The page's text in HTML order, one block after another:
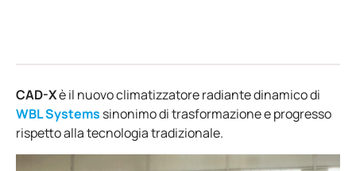
CAD-Xè il nuovo climatizzatore radiante dinamico di
WBL Systems sinonimo di trasformazione e progresso
rispetto alla tecnologia tradizionale.